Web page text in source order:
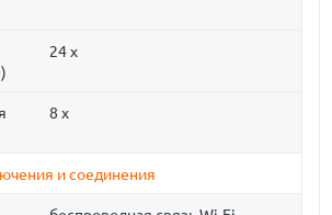
24 x
8 x
и соединения